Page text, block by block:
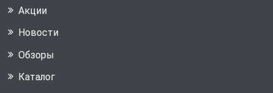
Акции
Новости
Обзоры
Каталог